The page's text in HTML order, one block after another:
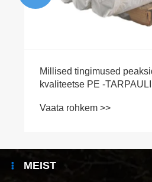
MEIST